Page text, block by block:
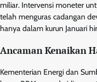
miliar. Intervensi moneter
telah menguras cadangan
hanya dalam kurun Januari
Ancaman Kenaikan
Kementerian Energi dan